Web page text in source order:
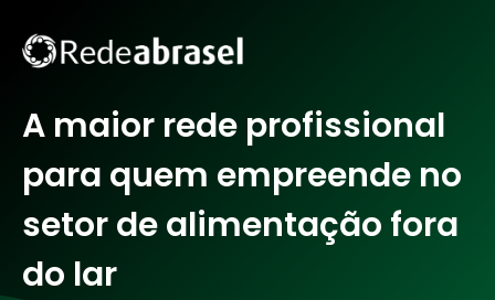
A maior rede profissional
para quem empreende no
setor de alimentação fora
do lar